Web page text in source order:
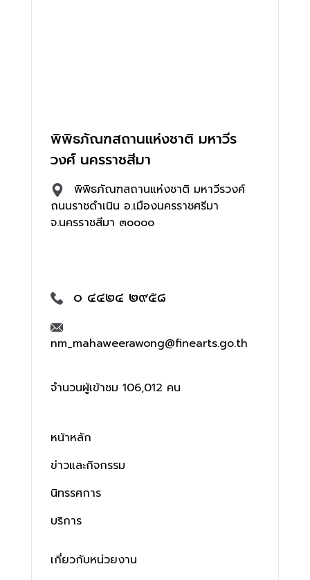
พิพิธภัณฑสถานแห่งชาติ มหาวีร
วงศ์ นครราชสีมา
พิพิธภัณฑสถานแห่งชาติ มหาวีรวงศ์
ถนนราชดำเนิน อ.เมืองนครราชศรีมา
จ.นครราชสีมา ๓๐๐๐๐
๐ ๔๔๒๔ ๒๙๕๘
nm_mahaweerawong@finearts.go.th
จำนวนผู้เข้าชม 106,012 คน
หน้าหลัก
ข่าวและกิจกรรม
นิทรรศการ
บริการ
เกี่ยวกับหน่วยงาน